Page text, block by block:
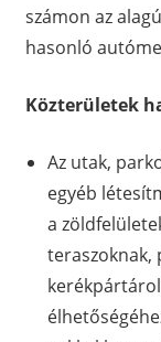
számon az
hasonló
Közterületek
Az utak,
egyéb
a
teraszoknak,